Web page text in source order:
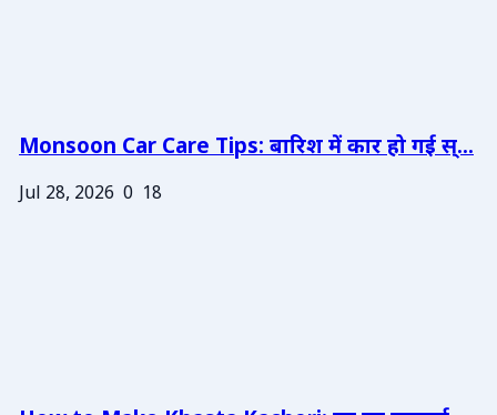
Monsoon Car Care Tips: बारिश में कार हो गई स्...
Jul 28, 2026 0 18